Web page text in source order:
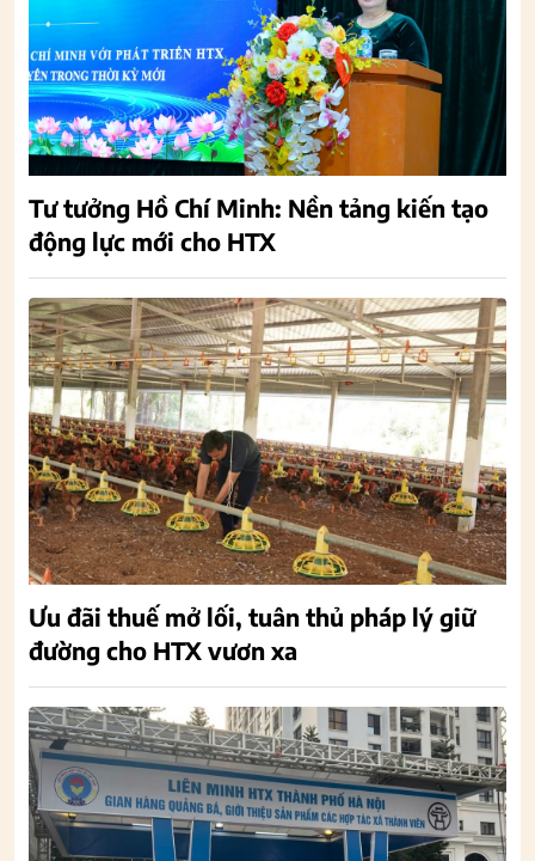
Tư tưởng Hồ Chí Minh: Nền tảng kiến tạo
động lực mới cho HTX
Ưu đãi thuế mở lối, tuân thủ pháp lý giữ
đường cho HTX vươn xa